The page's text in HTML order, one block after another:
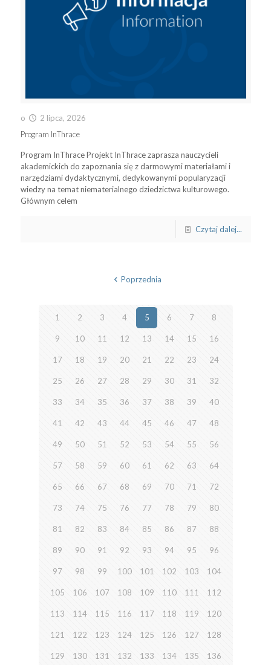
o
2 lipca, 2026
Program InThrace
Program InThrace Projekt InThrace zaprasza nauczycieli
akademickich do zapoznania się z darmowymi materiałami i
narzędziami dydaktycznymi, dedykowanymi popularyzacji
wiedzy na temat niematerialnego dziedzictwa kulturowego.
Głównym celem
Czytaj dalej...
Poprzednia
1 2 3 4 5 6 7 8
9 10 11 12 13 14 15 16
17 18 19 20 21 22 23 24
25 26 27 28 29 30 31 32
33 34 35 36 37 38 39 40
41 42 43 44 45 46 47 48
49 50 51 52 53 54 55 56
57 58 59 60 61 62 63 64
65 66 67 68 69 70 71 72
73 74 75 76 77 78 79 80
81 82 83 84 85 86 87 88
89 90 91 92 93 94 95 96
97 98 99 100 101 102 103 104
105 106 107 108 109 110 111 112
113 114 115 116 117 118 119 120
121 122 123 124 125 126 127 128
129 130 131 132 133 134 135 136